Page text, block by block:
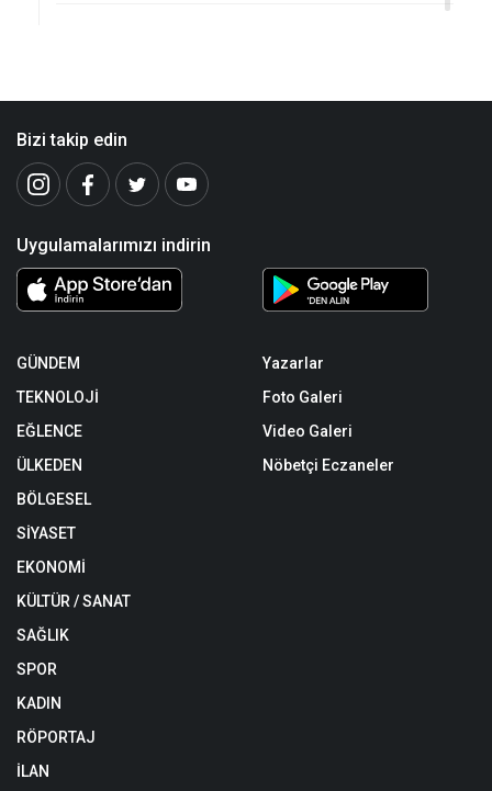
Bizi takip edin
Uygulamalarımızı indirin
GÜNDEM
TEKNOLOJİ
EĞLENCE
ÜLKEDEN
BÖLGESEL
SİYASET
EKONOMİ
KÜLTÜR / SANAT
SAĞLIK
SPOR
KADIN
RÖPORTAJ
İLAN
Yazarlar
Foto Galeri
Video Galeri
Nöbetçi Eczaneler